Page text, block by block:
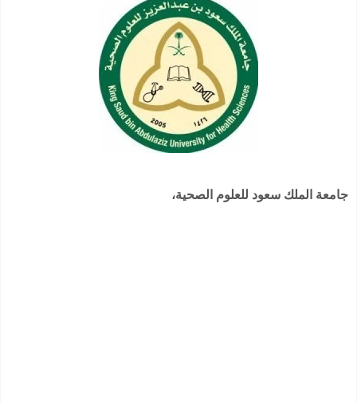
جامعة الملك سعود للعلوم الصحية،